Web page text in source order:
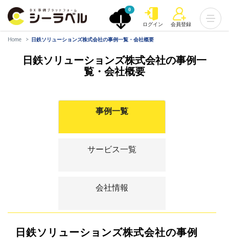
0
ログイン 会員登録
Home 日鉄ソリューションズ株式会社の事例一覧・会社概要
日鉄ソリューションズ株式会社の事例一
覧・会社概要
事例一覧
サービス一覧
会社情報
日鉄ソリューションズ株式会社の事例